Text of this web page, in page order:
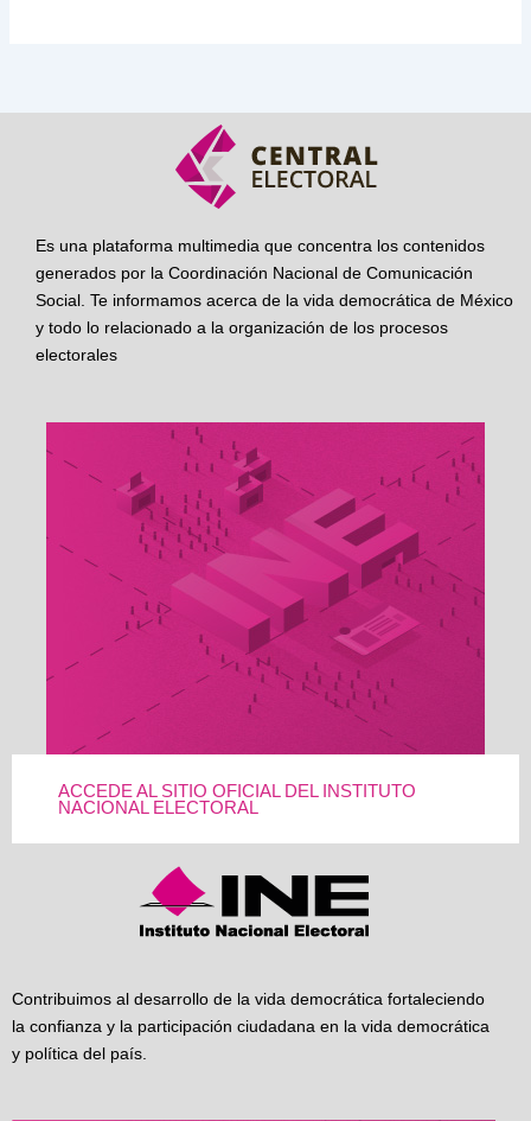
Es una plataforma multimedia que concentra los contenidos
generados por la Coordinación Nacional de Comunicación
Social. Te informamos acerca de la vida democrática de México
y todo lo relacionado a la organización de los procesos
electorales
ACCEDE AL SITIO OFICIAL DEL INSTITUTO
NACIONAL ELECTORAL
Contribuimos al desarrollo de la vida democrática fortaleciendo
la confianza y la participación ciudadana en la vida democrática
y política del país.